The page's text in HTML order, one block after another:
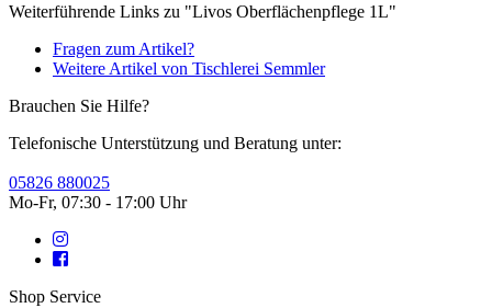
Weiterführende Links zu "Livos Oberflächenpflege 1L"
Fragen zum Artikel?
Weitere Artikel von Tischlerei Semmler
Brauchen Sie Hilfe?
Telefonische Unterstützung und Beratung unter:
05826 880025
Mo-Fr, 07:30 - 17:00 Uhr
Shop Service